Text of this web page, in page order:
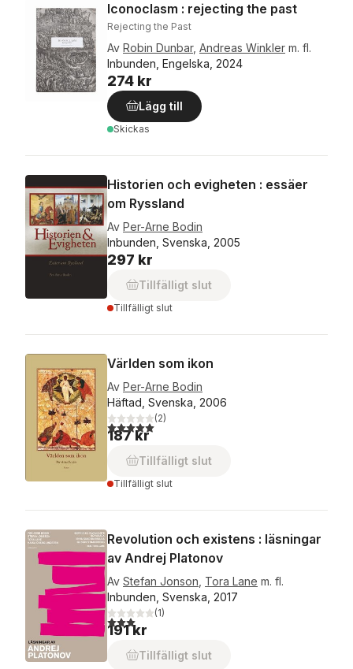
Iconoclasm : rejecting the past
Rejecting the Past
Av Robin Dunbar, Andreas Winkler m. fl.
Inbunden, Engelska, 2024
274 kr
Lägg till
Skickas
Historien och evigheten : essäer
om Ryssland
Av Per-Arne Bodin
Inbunden, Svenska, 2005
297 kr
Tillfälligt slut
Tillfälligt slut
Världen som ikon
Av Per-Arne Bodin
Häftad, Svenska, 2006
5,0utav 5 stjärnor. Totalt antal röster:
(2)
187 kr
Tillfälligt slut
Tillfälligt slut
Revolution och existens : läsningar
av Andrej Platonov
Av Stefan Jonson Tora Lane m. fl.
Inbunden, Svenska, 2017
3,0utav 5 stjärnor. Totalt antal röster:
(1)
191 kr
Tillfälligt slut